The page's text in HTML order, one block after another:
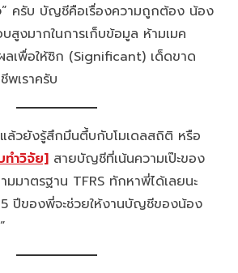
” ครับ บัญชีคือเรื่องความถูกต้อง น้อง
สูงมากในการเก็บข้อมูล ห้ามเมค
ลเพื่อให้ซิก (Significant) เด็ดขาด
พเราครับ
ล้วยังรู้สึกมึนตึ้บกับโมเดลสถิติ หรือ
ทำวิจัย] สายบัญชีที่เน้นความเป๊ะของ
มาตรฐาน TFRS ทักหาพี่ได้เลยนะ
ปีของพี่จะช่วยให้งานบัญชีของน้อง